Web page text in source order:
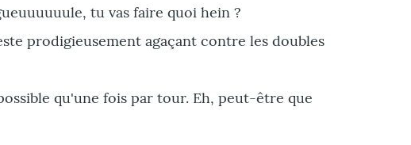
tu vas faire quoi hein ?
prodigieusement agaçant contre les doubles
qu'une fois par tour. Eh, peut-être que